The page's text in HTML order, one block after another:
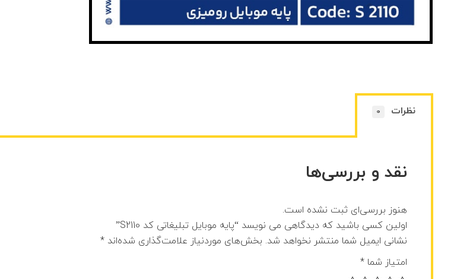
نظرات 0
نقد و بررسی‌ها
هنوز بررسی‌ای ثبت نشده است.
اولین کسی باشید که دیدگاهی می نویسد “پایه موبایل تبلیغاتی کد S2110”
نشانی ایمیل شما منتشر نخواهد شد. بخش‌های موردنیاز علامت‌گذاری شده‌اند*
امتیاز شما*